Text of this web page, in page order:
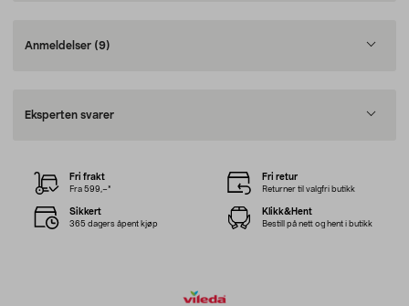
Anmeldelser (9)
Eksperten svarer
Fri frakt
Fra 599,–*
Fri retur
Returner til valgfri butikk
Sikkert
365 dagers åpent kjøp
Klikk&Hent
Bestill på nett og hent i butikk